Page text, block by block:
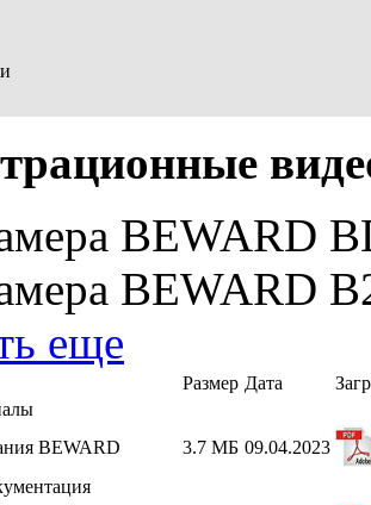
BEWARD
BEWARD
еще
Размер Дата
BEWARD
3.7 МБ 09.04.2023